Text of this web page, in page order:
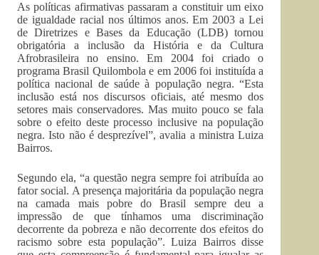
As políticas afirmativas passaram a constituir um eixo
de igualdade racial nos últimos anos. Em 2003 a Lei
de Diretrizes e Bases da Educação (LDB) tornou
obrigatória a inclusão da História e da Cultura
Afrobrasileira no ensino. Em 2004 foi criado o
programa Brasil Quilombola e em 2006 foi instituída a
política nacional de saúde à população negra. “Esta
inclusão está nos discursos oficiais, até mesmo dos
setores mais conservadores. Mas muito pouco se fala
sobre o efeito deste processo inclusive na população
negra. Isto não é desprezível”, avalia a ministra Luiza
Bairros.
Segundo ela, “a questão negra sempre foi atribuída ao
fator social. A presença majoritária da população negra
na camada mais pobre do Brasil sempre deu a
impressão de que tínhamos uma discriminação
decorrente da pobreza e não decorrente dos efeitos do
racismo sobre esta população”. Luiza Bairros disse